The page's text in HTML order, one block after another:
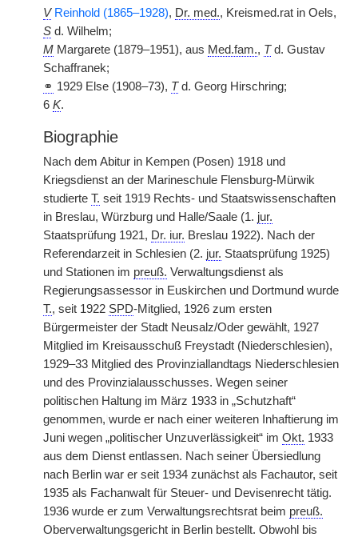
V Reinhold (1865–1928), Dr. med., Kreismed.rat in Oels,
S d. Wilhelm;
M Margarete (1879–1951), aus Med.fam., Td. Gustav
Schaffranek;
⚭ 1929 Else (1908–73), Td. Georg Hirschring;
6 K.
Biographie
Nach dem Abitur in Kempen (Posen) 1918 und
Kriegsdienst an der Marineschule Flensburg-Mürwik
studierte T. seit 1919 Rechts- und Staatswissenschaften
in Breslau, Würzburg und Halle/Saale (1. jur.
Staatsprüfung 1921, Dr. iur. Breslau 1922). Nach der
Referendarzeit in Schlesien (2. jur. Staatsprüfung 1925)
und Stationen im preuß. Verwaltungsdienst als
Regierungsassessor in Euskirchen und Dortmund wurde
T., seit 1922 SPD-Mitglied, 1926 zum ersten
Bürgermeister der Stadt Neusalz/Oder gewählt, 1927
Mitglied im Kreisausschuß Freystadt (Niederschlesien),
1929–33 Mitglied des Provinziallandtags Niederschlesien
und des Provinzialausschusses. Wegen seiner
politischen Haltung im März 1933 in „Schutzhaft“
genommen, wurde er nach einer weiteren Inhaftierung im
Juni wegen „politischer Unzuverlässigkeit“ im Okt. 1933
aus dem Dienst entlassen. Nach seiner Übersiedlung
nach Berlin war er seit 1934 zunächst als Fachautor, seit
1935 als Fachanwalt für Steuer- und Devisenrecht tätig.
1936 wurde er zum Verwaltungsrechtsrat beim preuß.
Oberverwaltungsgericht in Berlin bestellt. Obwohl bis